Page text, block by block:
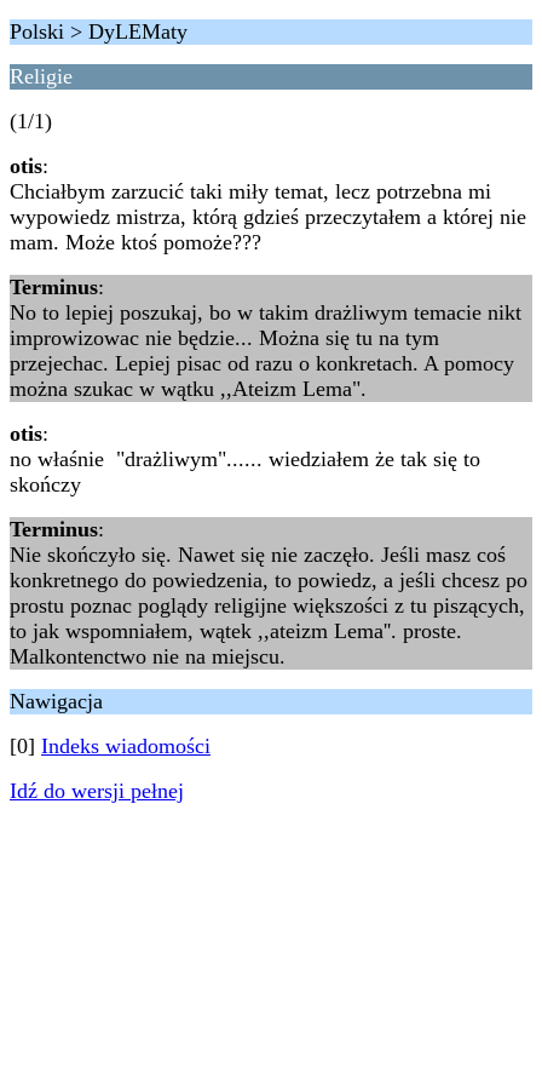
Polski > DyLEMaty
Religie
(1/1)
otis:
Chciałbym zarzucić taki miły temat, lecz potrzebna mi
wypowiedz mistrza, którą gdzieś przeczytałem a której nie
mam. Może ktoś pomoże???
Terminus:
No to lepiej poszukaj, bo w takim drażliwym temacie nikt
improwizowac nie będzie... Można się tu na tym
przejechac. Lepiej pisac od razu o konkretach. A pomocy
można szukac w wątku ,,Ateizm Lema".
otis:
no właśnie "drażliwym"...... wiedziałem że tak się to
skończy
Terminus:
Nie skończyło się. Nawet się nie zaczęło. Jeśli masz coś
konkretnego do powiedzenia, to powiedz, a jeśli chcesz po
prostu poznac poglądy religijne większości z tu piszących,
to jak wspomniałem, wątek ,,ateizm Lema''. proste.
Malkontenctwo nie na miejscu.
Nawigacja
[0] Indeks wiadomości
Idź do wersji pełnej